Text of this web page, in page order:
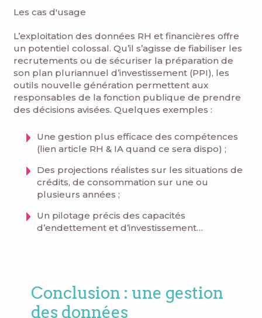
Les cas d'usage
L’exploitation des données RH et financières offre
un potentiel colossal. Qu’il s’agisse de fiabiliser les
recrutements ou de sécuriser la préparation de
son plan pluriannuel d’investissement (PPI), les
outils nouvelle génération permettent aux
responsables de la fonction publique de prendre
des décisions avisées. Quelques exemples :
Une gestion plus efficace des compétences
(lien article RH & IA quand ce sera dispo) ;
Des projections réalistes sur les situations de
crédits, de consommation sur une ou
plusieurs années ;
Un pilotage précis des capacités
d’endettement et d’investissement…
Conclusion : une gestion
des données